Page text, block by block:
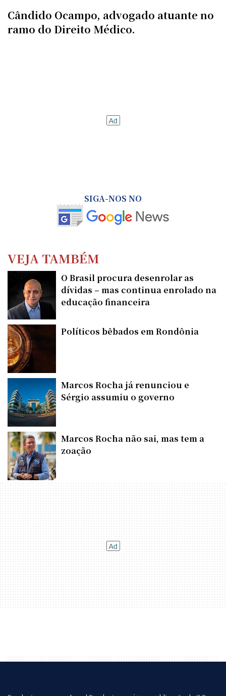
Cândido Ocampo, advogado atuante no
ramo do Direito Médico.
SIGA-NOS NO
VEJA TAMBÉM
O Brasil procura desenrolar as
dívidas – mas continua enrolado na
educação financeira
Políticos bêbados em Rondônia
Marcos Rocha já renunciou e
Sérgio assumiu o governo
Marcos Rocha não sai, mas tem a
zoação